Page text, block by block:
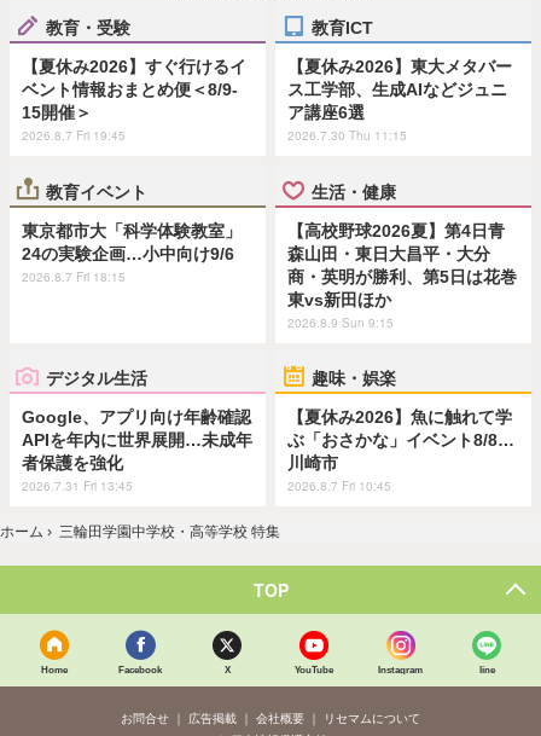
教育・受験
【夏休み2026】すぐ行けるイ
ベント情報おまとめ便＜8/9-
15開催＞
2026.8.7 Fri 19:45
教育ICT
【夏休み2026】東大メタバー
ス工学部、生成AIなどジュニ
ア講座6選
2026.7.30 Thu 11:15
教育イベント
東京都市大「科学体験教室」
24の実験企画…小中向け9/6
2026.8.7 Fri 18:15
生活・健康
【高校野球2026夏】第4日青
森山田・東日大昌平・大分
商・英明が勝利、第5日は花巻
東vs新田ほか
2026.8.9 Sun 9:15
デジタル生活
Google、アプリ向け年齢確認
APIを年内に世界展開…未成年
者保護を強化
2026.7.31 Fri 13:45
趣味・娯楽
【夏休み2026】魚に触れて学
ぶ「おさかな」イベント8/8…
川崎市
2026.8.7 Fri 10:45
ホーム › 三輪田学園中学校・高等学校 特集
TOP
Home Facebook X YouTube Instagram line
お問合せ 広告掲載 会社概要
リセマムについて